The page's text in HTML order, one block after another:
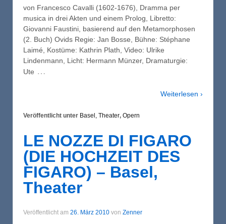
von Francesco Cavalli (1602-1676), Dramma per
musica in drei Akten und einem Prolog, Libretto:
Giovanni Faustini, basierend auf den Metamorphosen
(2. Buch) Ovids Regie: Jan Bosse, Bühne: Stéphane
Laimé, Kostüme: Kathrin Plath, Video: Ulrike
Lindenmann, Licht: Hermann Münzer, Dramaturgie:
Ute …
Weiterlesen ›
Veröffentlicht unter Basel, Theater, Opern
LE NOZZE DI FIGARO
(DIE HOCHZEIT DES
FIGARO) – Basel,
Theater
Veröffentlicht am 26. März 2010 von Zenner